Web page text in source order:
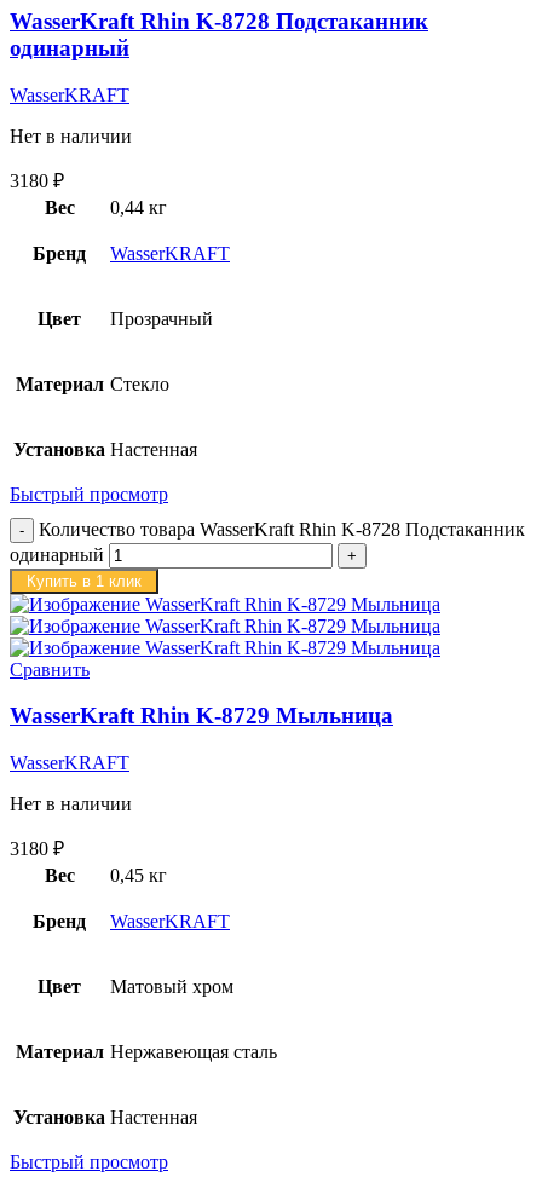
WasserKraft Rhin K-8728 Подстаканник
одинарный
WasserKRAFT
Нет в наличии
3180 ₽
Вес
0,44 кг
Бренд WasserKRAFT
Цвет Прозрачный
Материал Стекло
Установка Настенная
Быстрый просмотр
Количество товара WasserKraft Rhin K-8728 Подстаканник
одинарный
Купить в 1 клик
Сравнить
WasserKraft Rhin K-8729 Мыльница
WasserKRAFT
Нет в наличии
3180 ₽
Вес
0,45 кг
Бренд WasserKRAFT
Цвет Матовый хром
Материал Нержавеющая сталь
Установка Настенная
Быстрый просмотр